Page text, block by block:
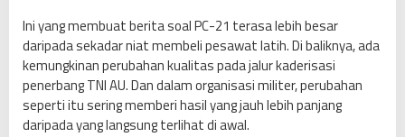
Ini yang membuat berita soal PC-21 terasa lebih besar
daripada sekadar niat membeli pesawat latih. Di baliknya, ada
kemungkinan perubahan kualitas pada jalur kaderisasi
penerbang TNI AU. Dan dalam organisasi militer, perubahan
seperti itu sering memberi hasil yang jauh lebih panjang
daripada yang langsung terlihat di awal.